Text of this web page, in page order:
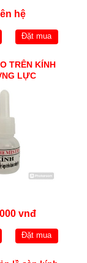
hệ
Đặt mua
TRÊN KÍNH
LỰC
vnđ
Đặt mua